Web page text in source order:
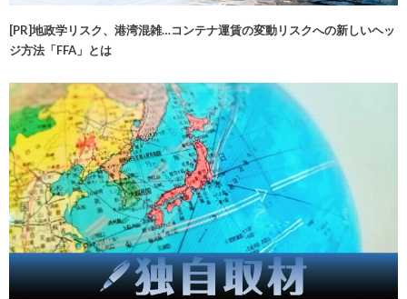
[PR]地政学リスク、港湾混雑…コンテナ運賃の変動リスクへの新しいヘッ
ジ方法「FFA」とは